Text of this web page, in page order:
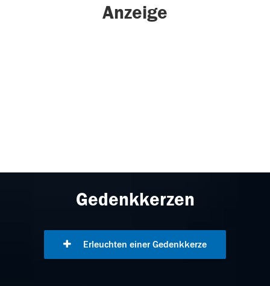
Anzeige
Gedenkkerzen
Erleuchten einer Gedenkkerze